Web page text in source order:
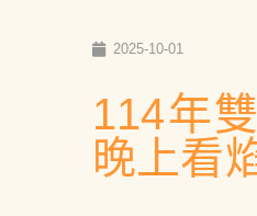
2025-10-01
114年
晚上看